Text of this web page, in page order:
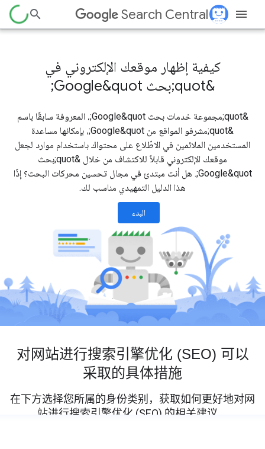
Search Central
كيفية إظهار موقعك الإلكتروني في
&quot;بحث Google&quot;
&quot;مجموعة خدمات بحث Google&quot;، المعروفة سابقًا باسم
&quot;مشرفو المواقع من Google&quot;، بإمكانها مساعدة
المستخدمين الملائمين في الاطّلاع على محتواك باستخدام موارد لجعل
موقعك الإلكتروني قابلاً للاكتشاف من خلال &quot;بحث
Google&quot;. هل أنت مبتدئ في مجال تحسين محركات البحث؟ إذًا
هذا الدليل التمهيدي مناسب لك.
البدء